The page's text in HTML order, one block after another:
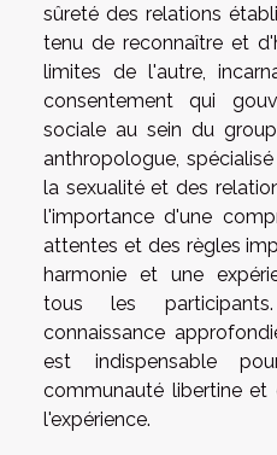
sûreté des relations
tenu de reconnaître et
limites de l'autre,
consentement qui
sociale au sein du
anthropologue,
la sexualité et des
l'importance d'une
attentes et des règles
harmonie et une
tous les
connaissance
est indispensable
communauté libertine et
l'expérience.